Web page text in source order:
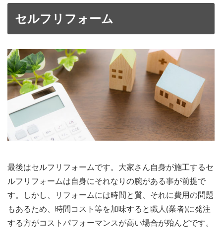
セルフリフォーム
最後はセルフリフォームです。大家さん自身が施工するセ
ルフリフォームは自身にそれなりの腕がある事が前提で
す。しかし、リフォームには時間と質、それに費用の問題
もあるため、時間コスト等を加味すると職人(業者)に発注
する方がコストパフォーマンスが高い場合が殆んどです。